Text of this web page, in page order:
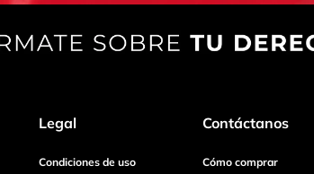
Legal
Condiciones de uso
Contáctanos
Cómo comprar